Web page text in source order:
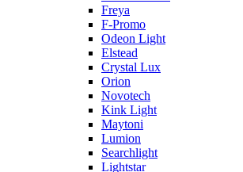
Freya
F-Promo
Odeon Light
Elstead
Crystal Lux
Orion
Novotech
Kink Light
Maytoni
Lumion
Searchlight
Lightstar